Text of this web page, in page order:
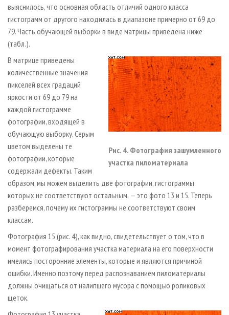
выяснилось, что основная область отличий одного класса
гистограмм от другого находилась в диапазоне примерно от 69 до
79. Часть обучающей выборки в виде матрицы приведена ниже
(табл.).
Рис. 4. Фотография зашумленного
участка пиломатериала
В матрице приведены
количественные значения
пикселей всех градаций
яркости от 69 до 79 на
каждой гистограмме
фотографии, входящей в
обучающую выборку. Серым
цветом выделены те
фотографии, которые
содержали дефекты. Таким
образом, мы можем выделить две фотографии, гистограммы
которых не соответствуют остальным, — это фото 13 и 15. Теперь
разберемся, почему их гистограммы не соответствуют своим
классам.
Фотография 15 (рис. 4), как видно, свидетельствует о том, что в
момент фотографирования участка материала на его поверхности
имелись посторонние элементы, которые и являются причиной
ошибки. Именно поэтому перед распознаванием пиломатериалы
должны очищаться от налипшего мусора с помощью роликовых
щеток.